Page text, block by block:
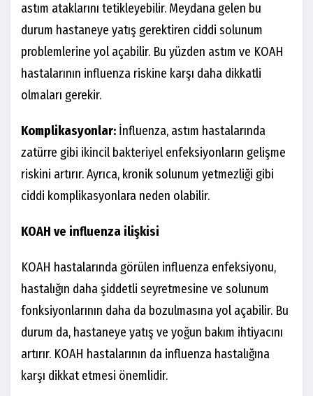
astım ataklarını tetikleyebilir. Meydana gelen bu
durum hastaneye yatış gerektiren ciddi solunum
problemlerine yol açabilir. Bu yüzden astım ve KOAH
hastalarının influenza riskine karşı daha dikkatli
olmaları gerekir.
Komplikasyonlar: İnfluenza, astım hastalarında
zatürre gibi ikincil bakteriyel enfeksiyonların gelişme
riskini artırır. Ayrıca, kronik solunum yetmezliği gibi
ciddi komplikasyonlara neden olabilir.
KOAH ve influenza ilişkisi
KOAH hastalarında görülen influenza enfeksiyonu,
hastalığın daha şiddetli seyretmesine ve solunum
fonksiyonlarının daha da bozulmasına yol açabilir. Bu
durum da, hastaneye yatış ve yoğun bakım ihtiyacını
artırır. KOAH hastalarının da influenza hastalığına
karşı dikkat etmesi önemlidir.